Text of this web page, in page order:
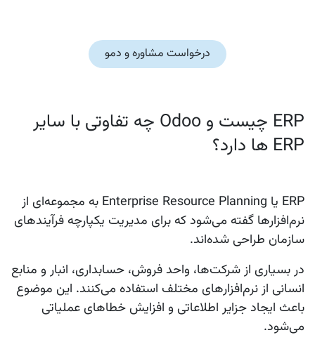
درخواست مشاوره و دمو
ERP چیست و Odoo چه تفاوتی با سایر
ERP ها دارد؟
ERP یا Enterprise Resource Planning به مجموعه‌ای از
نرم‌افزارها گفته می‌شود که برای مدیریت یکپارچه فرآیندهای
سازمان طراحی شده‌اند.
در بسیاری از شرکت‌ها، واحد فروش، حسابداری، انبار و منابع
انسانی از نرم‌افزارهای مختلف استفاده می‌کنند. این موضوع
باعث ایجاد جزایر اطلاعاتی و افزایش خطاهای عملیاتی
می‌شود.